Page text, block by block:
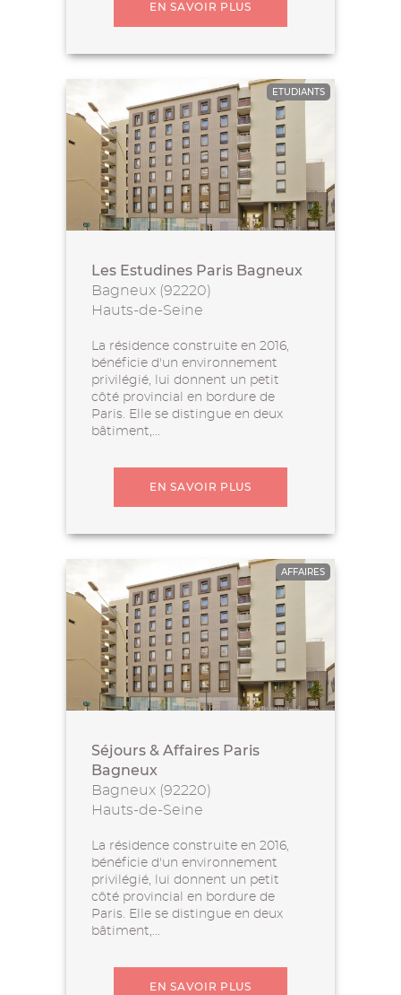
EN SAVOIR PLUS
ETUDIANTS
Les Estudines Paris Bagneux
Bagneux (92220)
Hauts-de-Seine
La résidence construite en 2016,
bénéficie d'un environnement
privilégié, lui donnent un petit
côté provincial en bordure de
Paris. Elle se distingue en deux
bâtiment,...
EN SAVOIR PLUS
AFFAIRES
Séjours & Affaires Paris
Bagneux
Bagneux (92220)
Hauts-de-Seine
La résidence construite en 2016,
bénéficie d'un environnement
privilégié, lui donnent un petit
côté provincial en bordure de
Paris. Elle se distingue en deux
bâtiment,...
EN SAVOIR PLUS